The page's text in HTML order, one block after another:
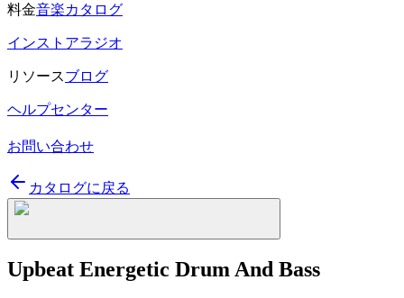
料金音楽カタログ
インストアラジオ
リソースブログ
ヘルプセンター
お問い合わせ
カタログに戻る
Upbeat Energetic Drum And Bass